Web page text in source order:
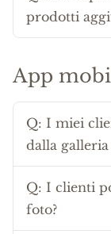
prodotti
App
Q: I miei
dalla galleria
Q: I clienti
foto?